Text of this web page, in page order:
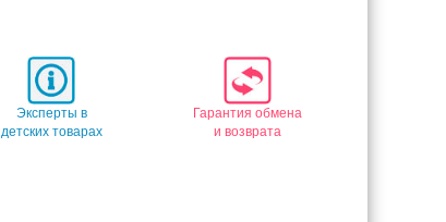
Эксперты в
детских товарах
Гарантия обмена
и возврата